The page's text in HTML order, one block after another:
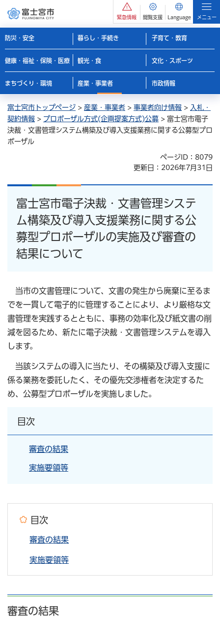
緊急情報 閲覧支援 Language メニュー
防災・安全 暮らし・手続き 子育て・教育
健康・福祉・保険・医療 観光・食 文化・スポーツ
まちづくり・環境 産業・事業者 市政情報
富士宮市トップページ > 産業・事業者 > 事業者向け情報 > 入札・
契約情報 > プロポーザル方式(企画提案方式)公募 > 富士宮市電子
決裁・文書管理システム構築及び導入支援業務に関する公募型プロ
ポーザル
ページID：8079
更新日：2026年7月31日
富士宮市電子決裁・文書管理システ
ム構築及び導入支援業務に関する公
募型プロポーザルの実施及び審査の
結果について
当市の文書管理について、文書の発生から廃棄に至るま
でを一貫して電子的に管理することにより、より厳格な文
書管理を実践するとともに、事務の効率化及び紙文書の削
減を図るため、新たに電子決裁・文書管理システムを導入
します。
当該システムの導入に当たり、その構築及び導入支援に
係る業務を委託したく、その優先交渉権者を決定するた
め、公募型プロポーザルを実施しました。
目次
審査の結果
実施要領等
目次
審査の結果
実施要領等
審査の結果